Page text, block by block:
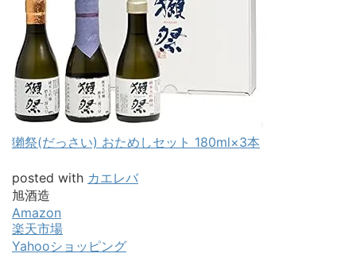
獺祭(だっさい) おためしセット 180ml×3本
posted with カエレバ
旭酒造
Amazon
楽天市場
Yahooショッピング